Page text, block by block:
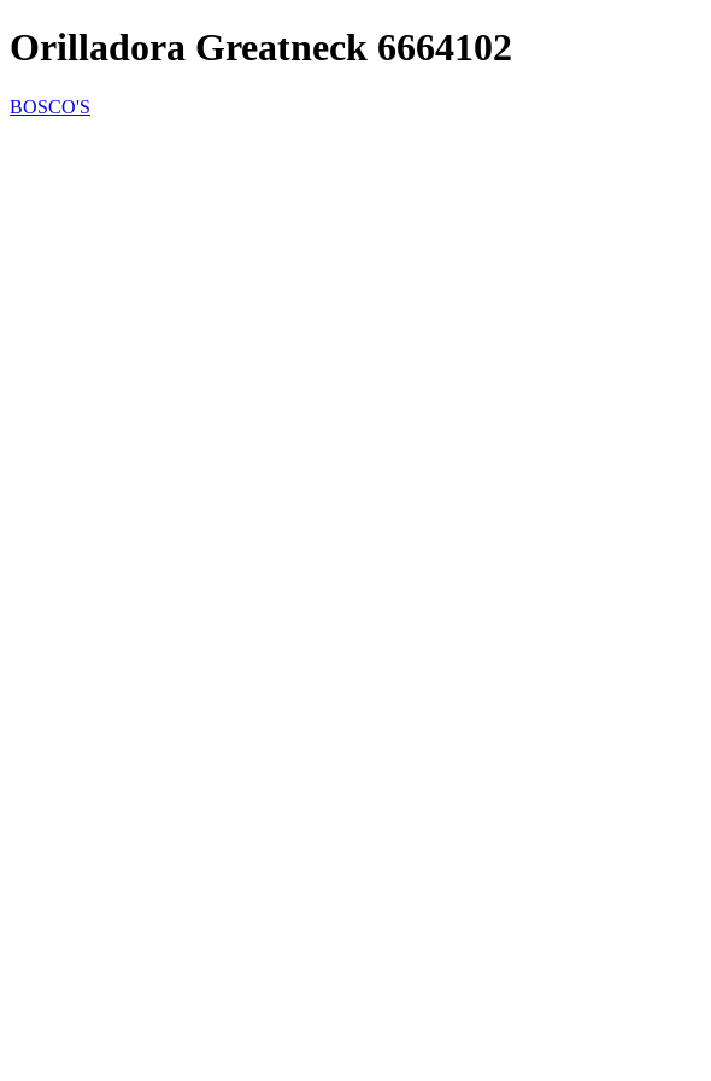
Orilladora Greatneck 6664102
BOSCO'S